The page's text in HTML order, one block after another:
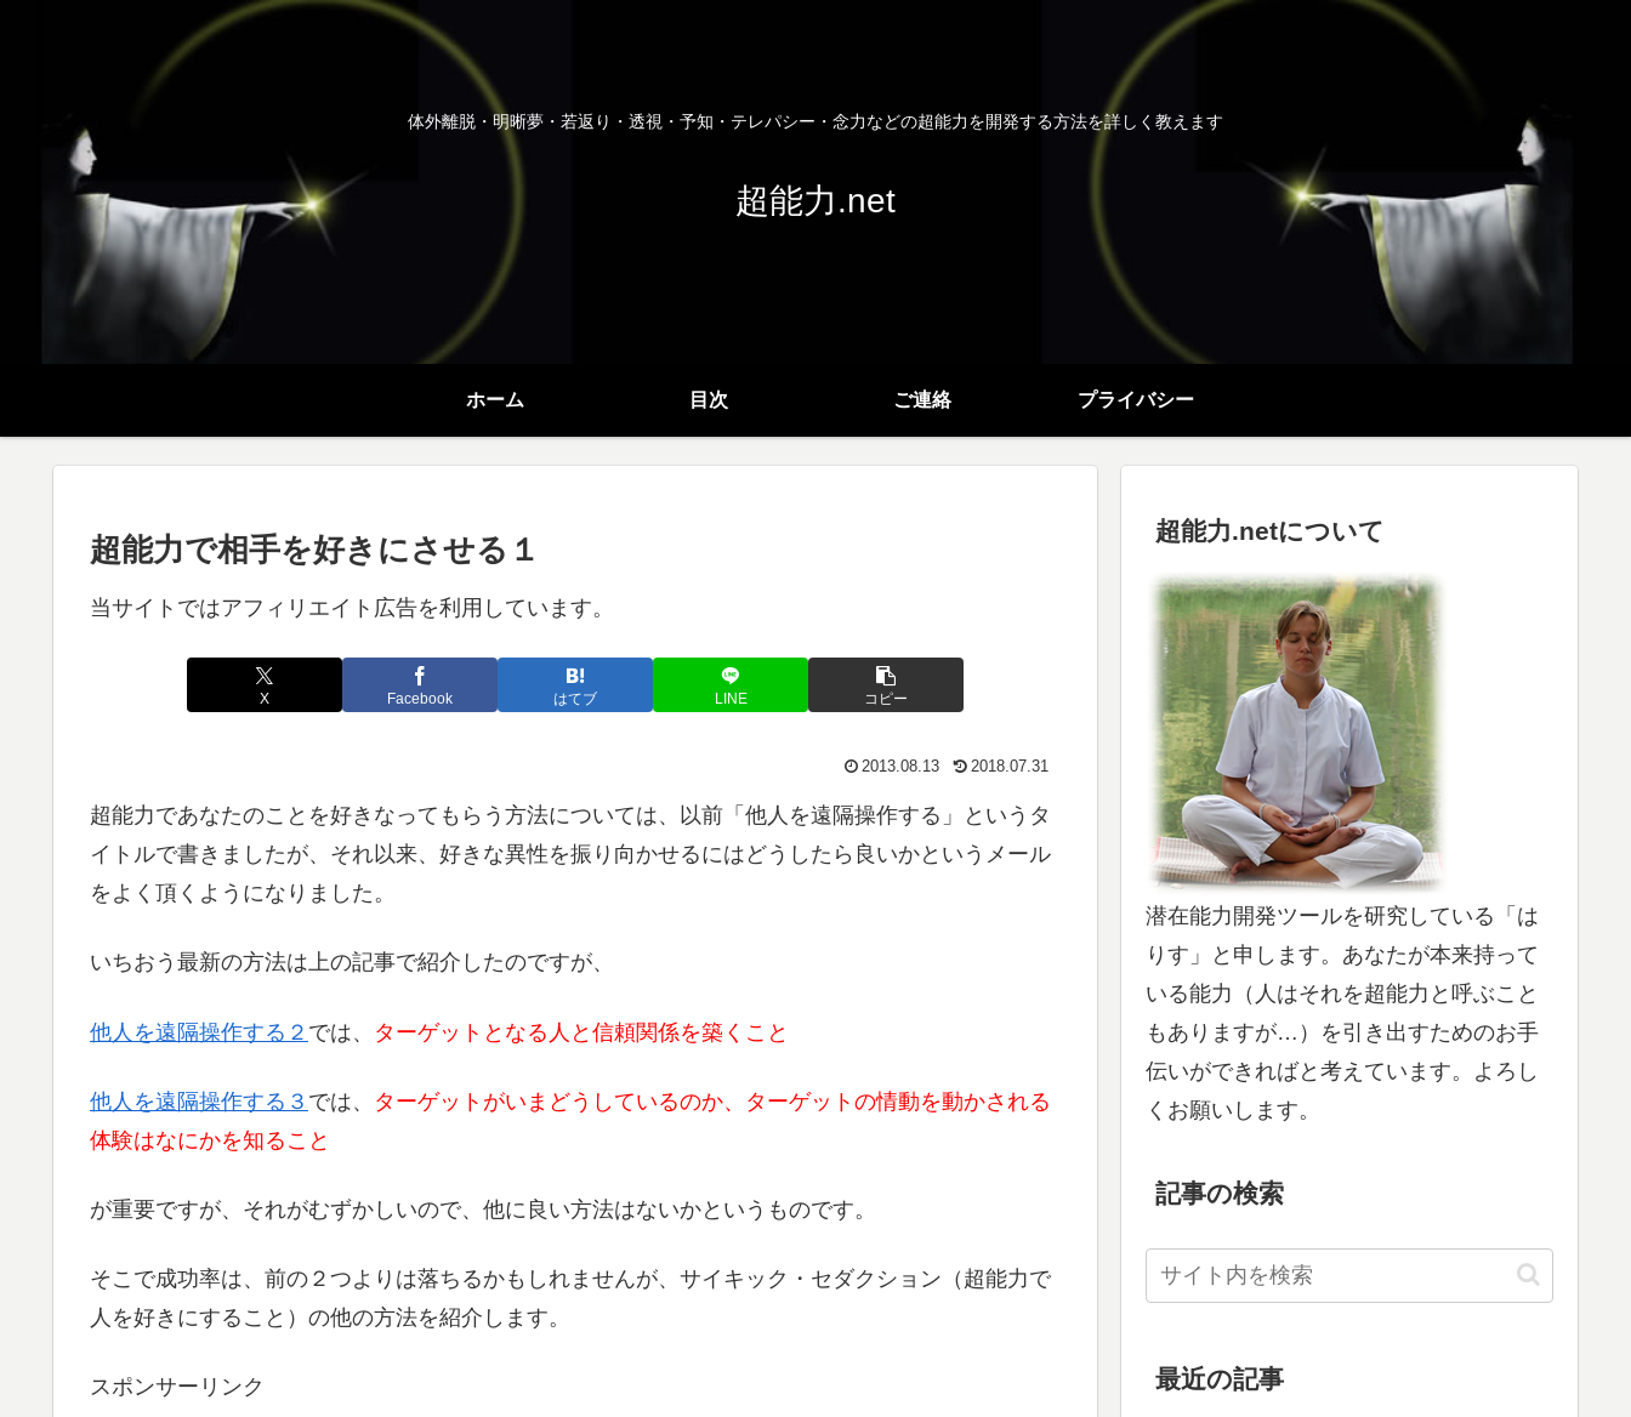
体外離脱・明晰夢・若返り・透視・予知・テレパシー・念力などの超能力を開発する方法を詳しく教えます
超能力.net
ホーム 目次 ご連絡 プライバシー
超能力で相手を好きにさせる１
当サイトではアフィリエイト広告を利用しています。
X Facebook はてブ LINE コピー
2013.08.13 2018.07.31
超能力であなたのことを好きなってもらう方法については、以前「他人を遠隔操作する」というタ
イトルで書きましたが、それ以来、好きな異性を振り向かせるにはどうしたら良いかというメール
をよく頂くようになりました。
いちおう最新の方法は上の記事で紹介したのですが、
他人を遠隔操作する２ では、 ターゲットとなる人と信頼関係を築くこと
他人を遠隔操作する３ では、 ターゲットがいまどうしているのか、ターゲットの情動を動かされる
体験はなにかを知ること
が重要ですが、それがむずかしいので、他に良い方法はないかというものです。
そこで成功率は、前の２つよりは落ちるかもしれませんが、サイキック・セダクション（超能力で
人を好きにすること）の他の方法を紹介します。
スポンサーリンク
超能力.netについて
潜在能力開発ツールを研究している「は
りす」と申します。あなたが本来持って
いる能力（人はそれを超能力と呼ぶこと
もありますが…）を引き出すためのお手
伝いができればと考えています。よろし
くお願いします。
記事の検索
最近の記事